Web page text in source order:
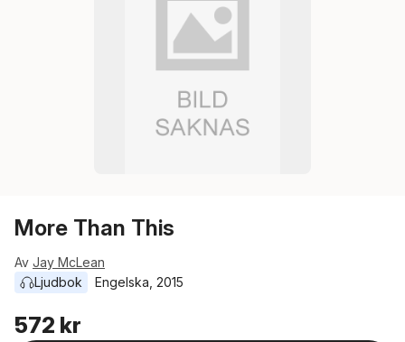
More Than This
Av Jay McLean
Ljudbok
Engelska 2015
572 kr